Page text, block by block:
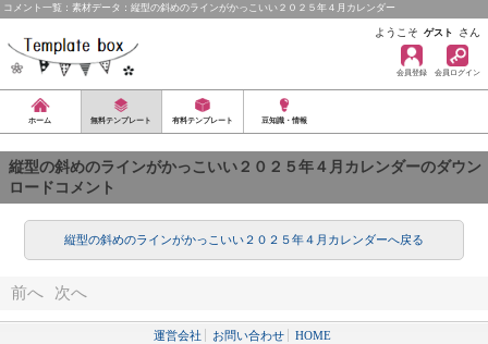
コメント一覧：素材データ：縦型の斜めのラインがかっこいい２０２５年４月カレンダー
ようこそ ゲスト さん
会員登録 会員ログイン
ホーム 無料テンプレート 有料テンプレート 豆知識・情報
縦型の斜めのラインがかっこいい２０２５年４月カレンダーのダウン
ロードコメント
縦型の斜めのラインがかっこいい２０２５年４月カレンダーへ戻る
前へ 次へ
運営会社 お問い合わせ
HOME